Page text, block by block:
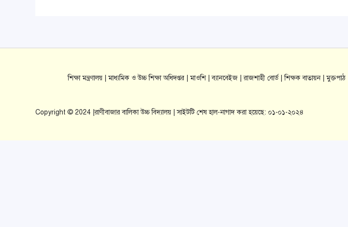
শিক্ষা মন্ত্রণালয় |মাধ্যমিক ও উচ্চ শিক্ষা অধিদপ্তর |মাওশি |ব্যানবেইজ |রাজশাহী বোর্ড |শিক্ষক বাতায়ন |মুক্তপাঠ |
Copyright © 2024 |রাণীবাজার বালিকা উচ্চ বিদ্যালয় | সাইটটি শেষ হাল-নাগাদ করা হয়েছে: ০১-০১-২০২৪